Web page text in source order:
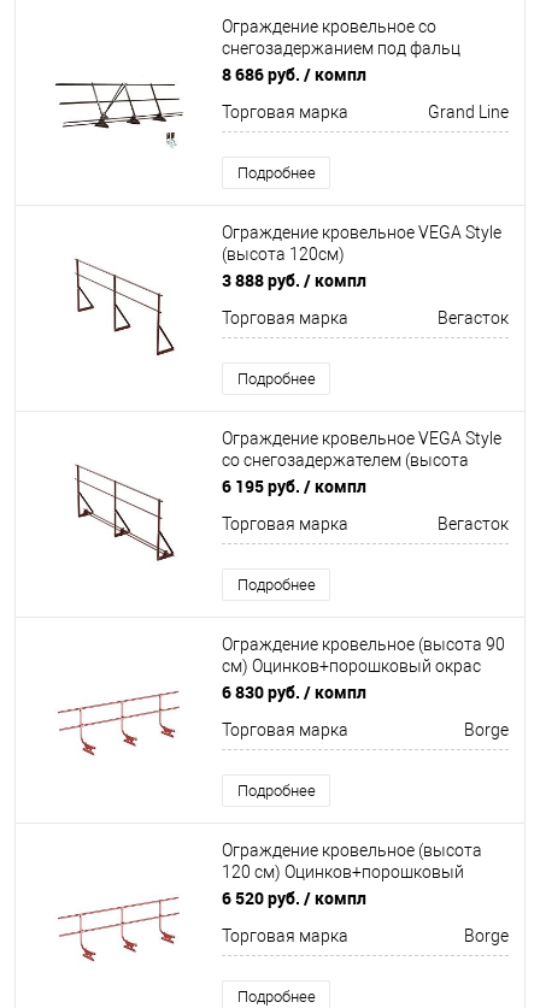
Ограждение кровельное со
снегозадержанием под фальц
(высота 90см)
3000мм Grand Line
8 686 руб. / компл
Торговая марка Grand Line
Подробнее
Ограждение кровельное VEGA Style
(высота 120см)
Оцинков+порошковый окрас
3 888 руб. / компл
Торговая марка Вегасток
Подробнее
Ограждение кровельное VEGA Style
со снегозадержателем (высота
120см) Оцинков+порошковый
6 195 руб. / компл
Торговая марка Вегасток
Подробнее
Ограждение кровельное (высота 90
см) Оцинков+порошковый окрас
3000мм Borge
6 830 руб. / компл
Торговая марка Borge
Подробнее
Ограждение кровельное (высота
120 см) Оцинков+порошковый
окрас 3000мм Borge
6 520 руб. / компл
Торговая марка Borge
Подробнее